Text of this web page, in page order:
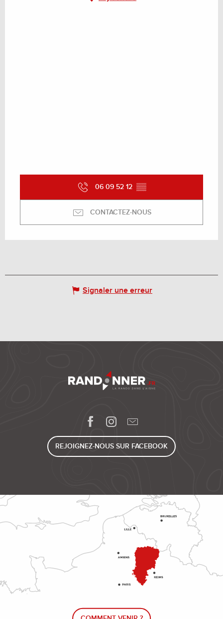
06 09 52 12 ▒▒
CONTACTEZ-NOUS
Signaler une erreur
REJOIGNEZ-NOUS SUR FACEBOOK